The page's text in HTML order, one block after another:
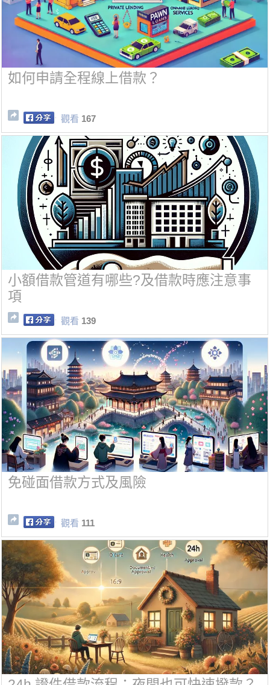
如何申請全程線上借款？
觀看 167
小額借款管道有哪些?及借款時應注意事
項
觀看 139
免碰面借款方式及風險
觀看 111